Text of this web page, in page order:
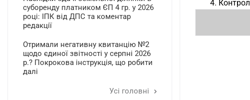
4.
суборенду платником ЄП 4 гр. у 2026
році: ІПК від ДПС та коментар
редакції
Отримали негативну квитанцію №2
щодо єдиної звітності у серпні 2026
р.? Покрокова інструкція, що робити
далі
Усі головні